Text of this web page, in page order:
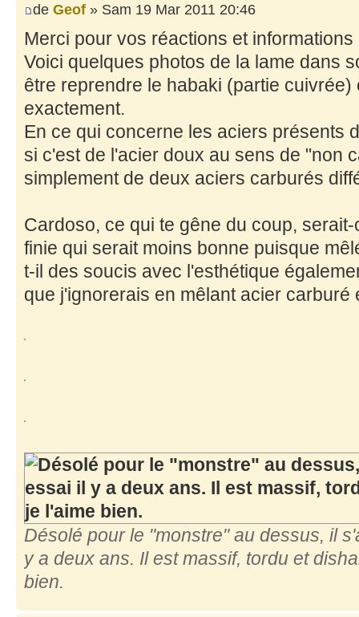
de Geof » Sam 19 Mar 2011 20:46
Merci pour vos réactions et informations
Voici quelques photos de la lame dans
être reprendre le habaki (partie cuivrée)
exactement.
En ce qui concerne les aciers présents
si c'est de l'acier doux au sens de "non
simplement de deux aciers carburés
Cardoso, ce qui te gêne du coup,
finie qui serait moins bonne puisque
t-il des soucis avec l'esthétique
que j'ignorerais en mêlant acier carburé
Désolé pour le "monstre" au dessus, il
y a deux ans. Il est massif, tordu et
bien.